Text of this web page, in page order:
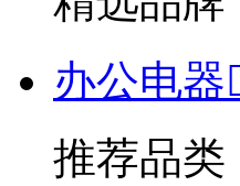
办公电器
推荐品类